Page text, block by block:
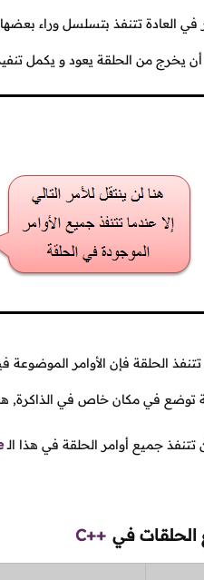
في العادة تتنفذ بتسلسل وراء
يخرج من الحلقة يعود و يكمل تنفيذ
تتنفذ الحلقة فإن الأوامر
توضع في مكان خاص في الذاكرة,
تتنفذ جميع أوامر الحلقة في هذا الـ
الحلقات في C++